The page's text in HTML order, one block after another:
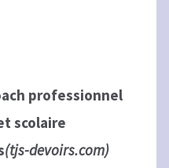
professionnel
scolaire
(tjs-devoirs.com)